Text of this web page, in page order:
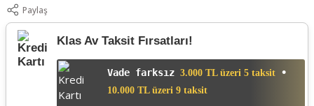
Paylaş
Klas Av Taksit Fırsatları!
Vade farksız 3.000 TL üzeri 5 taksit •
10.000 TL üzeri 9 taksit